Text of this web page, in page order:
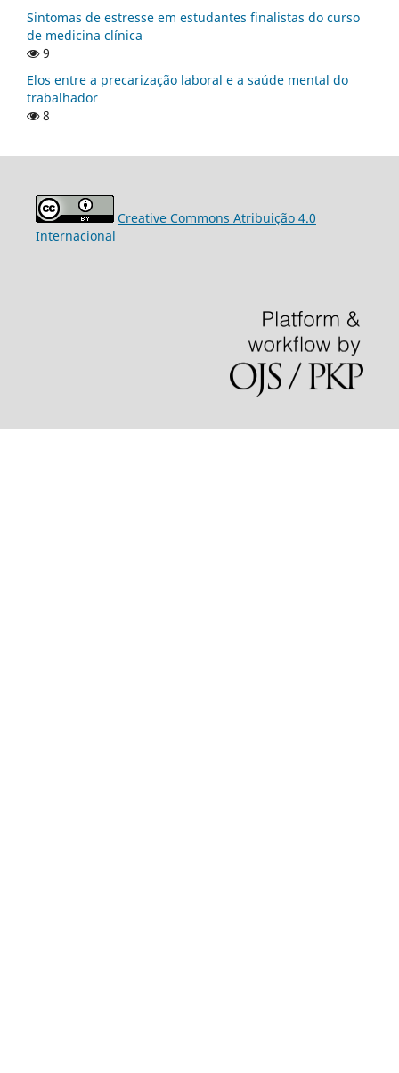
Sintomas de estresse em estudantes finalistas do curso
de medicina clínica
9
Elos entre a precarização laboral e a saúde mental do
trabalhador
8
Creative Commons Atribuição 4.0
Internacional